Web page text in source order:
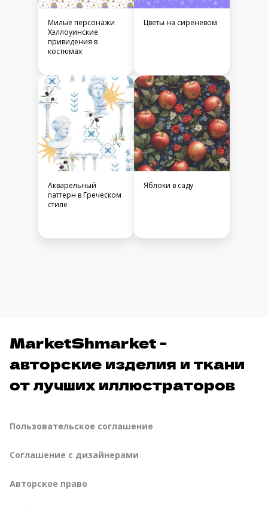
Милые персонажи
Хэллоуинские
привидения в
костюмах
Цветы на сиреневом
Акварельный
паттерн в Греческом
стиле
Яблоки в саду
MarketShmarket -
авторские изделия и ткани
от лучших иллюстраторов
Пользовательское соглашение
Соглашение с дизайнерами
Авторское право